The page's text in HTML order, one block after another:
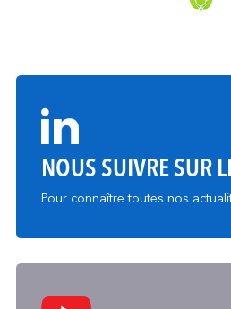
NOUS SUIVRE SUR
Pour connaître toutes nos